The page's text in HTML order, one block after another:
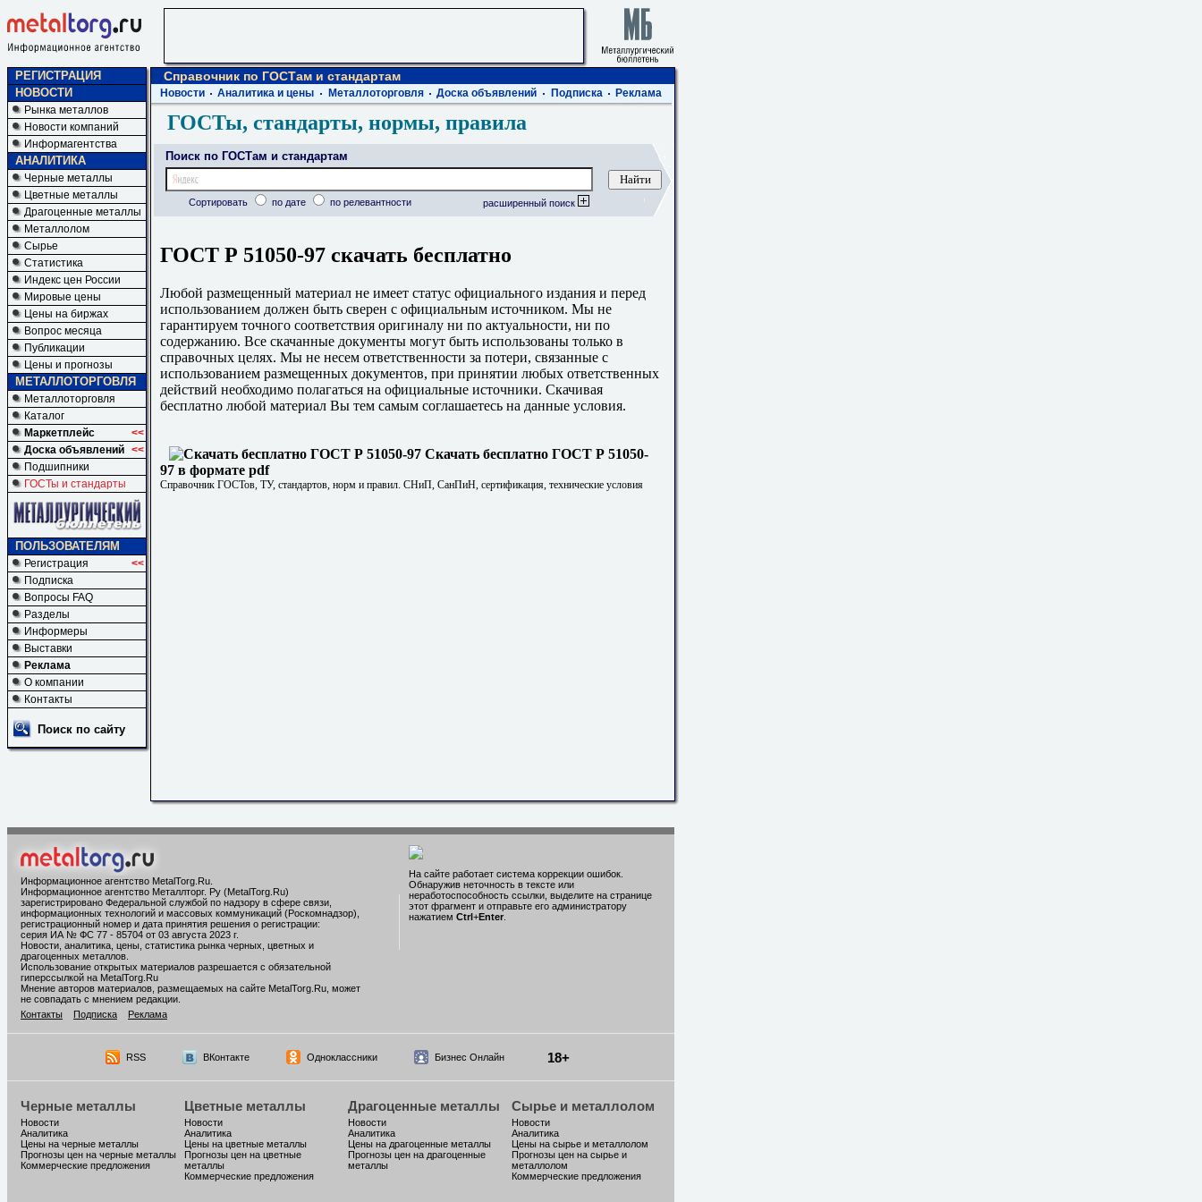
РЕГИСТРАЦИЯ
НОВОСТИ
Рынка металлов
Новости компаний
Информагентства
АНАЛИТИКА
Черные металлы
Цветные металлы
Драгоценные металлы
Металлолом
Сырье
Статистика
Индекс цен России
Мировые цены
Цены на биржах
Вопрос месяца
Публикации
Цены и прогнозы
МЕТАЛЛОТОРГОВЛЯ
Металлоторговля
Каталог
Маркетплейс
<<
Доска объявлений <<
Подшипники
ГОСТы и стандарты
ПОЛЬЗОВАТЕЛЯМ
Регистрация
<<
Подписка
Вопросы FAQ
Разделы
Информеры
Выставки
Реклама
О компании
Контакты
Поиск по сайту
Справочник по ГОСТам и стандартам
Новости Аналитика и цены Металлоторговля Доска объявлений Подписка Реклама
ГОСТы, стандарты, нормы, правила
Поиск по ГОСТам и стандартам
Сортировать по дате по релевантности расширенный поиск
ГОСТ Р 51050-97 скачать бесплатно
Любой размещенный материал не имеет статус официального издания и перед
использованием должен быть сверен с официальным источником. Мы не
гарантируем точного соответствия оригиналу ни по актуальности, ни по
содержанию. Все скачанные документы могут быть использованы только в
справочных целях. Мы не несем ответственности за потери, связанные с
использованием размещенных документов, при принятии любых ответственных
действий необходимо полагаться на официальные источники. Скачивая
бесплатно любой материал Вы тем самым соглашаетесь на данные условия.
Скачать бесплатно ГОСТ Р 51050-
97 в формате pdf
Справочник ГОСТов, ТУ, стандартов, норм и правил. СНиП, СанПиН, сертификация, технические условия
Информационное агентство MetalTorg.Ru
Информационное агентство Металлторг. Ру (MetalTorg.Ru)
зарегистрировано Федеральной службой по надзору в сфере связи,
информационных технологий и массовых коммуникаций (Роскомнадзор),
регистрационный номер и дата принятия решения о регистрации:
серия ИА № ФС 77 - 85704 от 03 августа 2023 г.
Новости, аналитика, цены, статистика рынка черных, цветных и
драгоценных металлов.
Использование открытых материалов разрешается с обязательной
гиперссылкой на MetalTorg.Ru
Мнение авторов материалов, размещаемых на сайте MetalTorg.Ru, может
не совпадать с мнением редакции.
Контакты
Подписка Реклама
На сайте работает система коррекции ошибок.
Обнаружив неточность в тексте или
неработоспособность ссылки, выделите на странице
этот фрагмент и отправьте его администратору
нажатием Ctrl+Enter
RSS ВКонтакте Одноклассники Бизнес Онлайн 18+
Черные металлы
Новости
Аналитика
Цены на черные металлы
Прогнозы цен на черные металлы
Коммерческие предложения
Цветные металлы
Новости
Аналитика
Цены на цветные металлы
Прогнозы цен на цветные
металлы
Коммерческие предложения
Драгоценные металлы
Новости
Аналитика
Цены на драгоценные металлы
Прогнозы цен на драгоценные
металлы
Сырье и металлолом
Новости
Аналитика
Цены на сырье и металлолом
Прогнозы цен на сырье и
металлолом
Коммерческие предложения